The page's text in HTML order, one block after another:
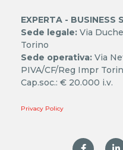
EXPERTA - BUSINESS
Sede legale: Via
Torino
Sede operativa: Via
PIVA/CF/Reg Impr
Cap.soc.: € 20.000 i.v.
Privacy Policy